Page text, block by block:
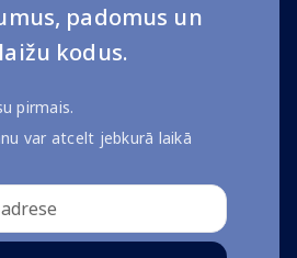
padomus un
kodus.
pirmais.
var atcelt jebkurā laikā